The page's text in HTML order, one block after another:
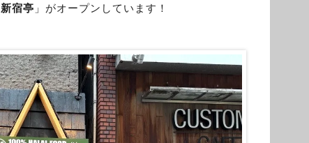
新宿亭 」がオープンしています！